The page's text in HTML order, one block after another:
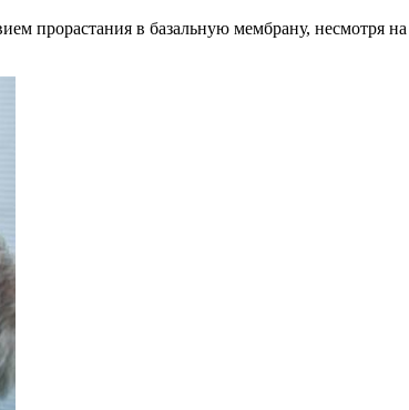
прорастания в базальную мембрану, несмотря